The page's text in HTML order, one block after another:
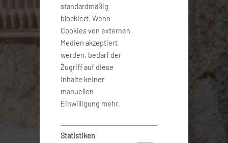
standardmäßig
blockiert. Wenn
Cookies von externen
Medien akzeptiert
werden, bedarf der
Zugriff auf diese
Inhalte keiner
manuellen
Einwilligung mehr.
Statistiken